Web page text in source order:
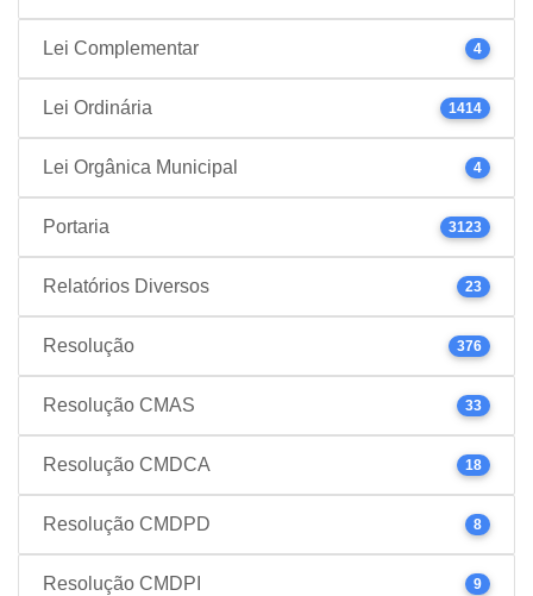
Lei Complementar 4
Lei Ordinária 1414
Lei Orgânica Municipal 4
Portaria 3123
Relatórios Diversos 23
Resolução 376
Resolução CMAS 33
Resolução CMDCA 18
Resolução CMDPD 8
Resolução CMDPI 9